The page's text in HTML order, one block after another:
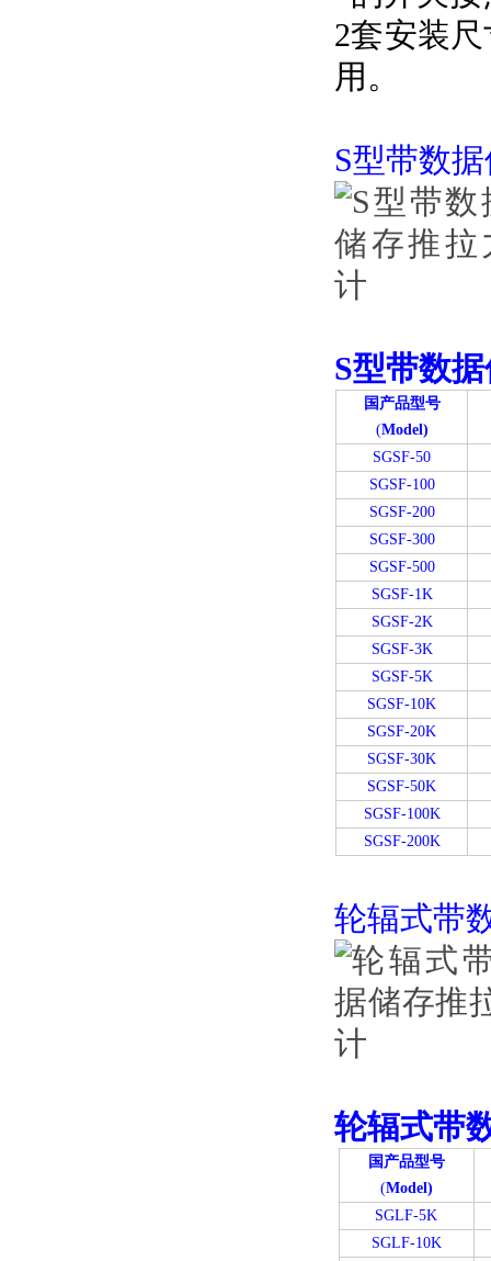
2套安装
用。
S型带数
S型带数
国产品型号
(Model)
SGSF-50
SGSF-100
SGSF-200
SGSF-300
SGSF-500
SGSF-1K
SGSF-2K
SGSF-3K
SGSF-5K
SGSF-10K
SGSF-20K
SGSF-30K
SGSF-50K
SGSF-100K
SGSF-200K
轮辐式带
轮辐式带
国产品型号
(Model)
SGLF-5K
SGLF-10K